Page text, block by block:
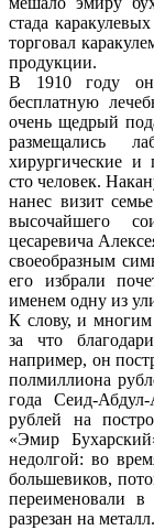
стада
торговал
продукции.
В 1910 году он
бесплатную
очень щедрый
размещались
хирургические и
сто человек.
нанес визит
высочайшего
цесаревича
своеобразным
его избрали
именем одну из
К слову, и
за что
например, он
полмиллиона
года Сеид-
рублей на
«Эмир
недолгой: во
большевиков,
переименовали
разрезан на металл.